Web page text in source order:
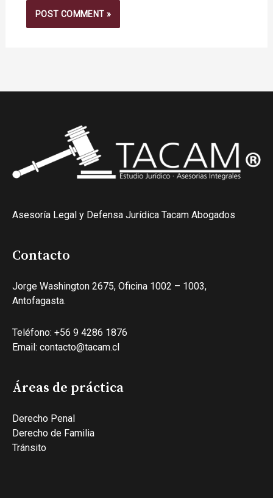
Asesoría Legal y Defensa Jurídica Tacam Abogados
Contacto
Jorge Washington 2675, Oficina 1002 – 1003,
Antofagasta.
Teléfono: +56 9 4286 1876
Email: contacto@tacam.cl
Áreas de práctica
Derecho Penal
Derecho de Familia
Tránsito